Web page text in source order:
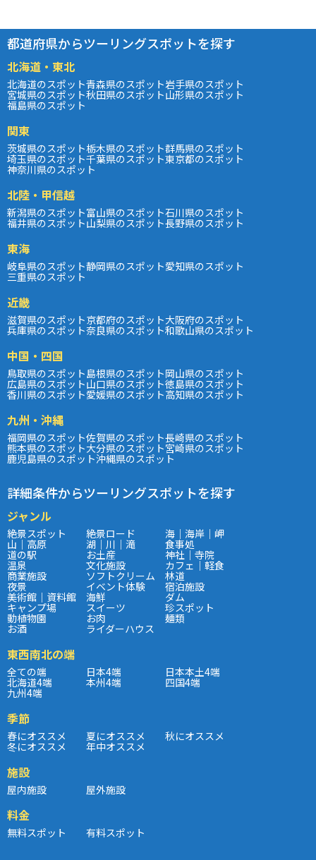
都道府県からツーリングスポットを探す
北海道・東北
北海道のスポット青森県のスポット岩手県のスポット
宮城県のスポット秋田県のスポット山形県のスポット
福島県のスポット
関東
茨城県のスポット栃木県のスポット群馬県のスポット
埼玉県のスポット千葉県のスポット東京都のスポット
神奈川県のスポット
北陸・甲信越
新潟県のスポット富山県のスポット石川県のスポット
福井県のスポット山梨県のスポット長野県のスポット
東海
岐阜県のスポット静岡県のスポット愛知県のスポット
三重県のスポット
近畿
滋賀県のスポット京都府のスポット大阪府のスポット
兵庫県のスポット奈良県のスポット和歌山県のスポット
中国・四国
鳥取県のスポット島根県のスポット岡山県のスポット
広島県のスポット山口県のスポット徳島県のスポット
香川県のスポット愛媛県のスポット高知県のスポット
九州・沖縄
福岡県のスポット佐賀県のスポット長崎県のスポット
熊本県のスポット大分県のスポット宮崎県のスポット
鹿児島県のスポット沖縄県のスポット
詳細条件からツーリングスポットを探す
ジャンル
絶景スポット 絶景ロード 海｜海岸｜岬
山｜高原 湖｜川｜滝 食事処
道の駅 お土産 神社｜寺院
温泉 文化施設 カフェ｜軽食
商業施設 ソフトクリーム 林道
夜景 イベント体験 宿泊施設
美術館｜資料館 海鮮 ダム
キャンプ場 スイーツ 珍スポット
動植物園 お肉 麺類
お酒 ライダーハウス
東西南北の端
全ての端 日本4端 日本本土4端
北海道4端 本州4端 四国4端
九州4端
季節
春にオススメ 夏にオススメ 秋にオススメ
冬にオススメ 年中オススメ
施設
屋内施設 屋外施設
料金
無料スポット 有料スポット